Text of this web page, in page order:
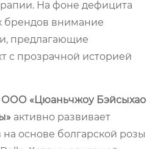
На фоне дефицита
брендов внимание
предлагающие
с прозрачной историей
ООО «Цюаньчжоу Бэйсыхао
активно развивает
основе болгарской розы